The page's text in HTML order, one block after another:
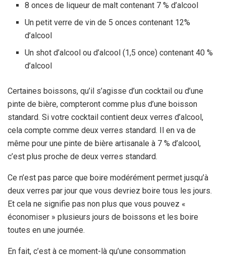
8 onces de liqueur de malt contenant 7 % d’alcool
Un petit verre de vin de 5 onces contenant 12%
d’alcool
Un shot d’alcool ou d’alcool (1,5 once) contenant 40 %
d’alcool
Certaines boissons, qu’il s’agisse d’un cocktail ou d’une
pinte de bière, compteront comme plus d’une boisson
standard. Si votre cocktail contient deux verres d’alcool,
cela compte comme deux verres standard. Il en va de
même pour une pinte de bière artisanale à 7 % d’alcool,
c’est plus proche de deux verres standard.
Ce n’est pas parce que boire modérément permet jusqu’à
deux verres par jour que vous devriez boire tous les jours.
Et cela ne signifie pas non plus que vous pouvez «
économiser » plusieurs jours de boissons et les boire
toutes en une journée.
En fait, c’est à ce moment-là qu’une consommation